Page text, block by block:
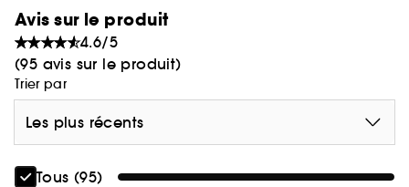
Avis sur le produit
4.6/5
(95 avis sur le produit)
Trier par
Les plus récents
Tous (95)